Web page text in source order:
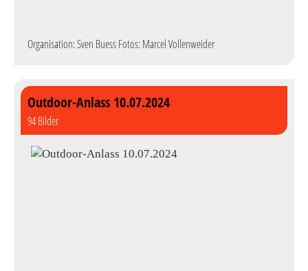
Organisation: Sven Buess Fotos: Marcel Vollenweider
Outdoor-Anlass 10.07.2024
94 Bilder